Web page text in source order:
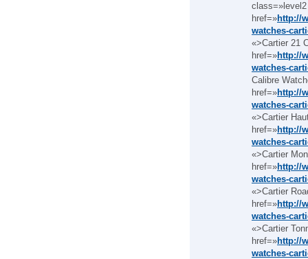
href=»http://
watches-
«>Cartier 21
href=»http://
watches-
Calibre
href=»http://
watches-
«>Cartier
href=»http://
watches-
«>Cartier
href=»http://
watches-
«>Cartier
href=»http://
watches-
«>Cartier
href=»http://
watches-